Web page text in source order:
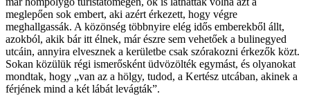
meglepően sok embert, aki azért érkezett, hogy végre
meghallgassák. A közönség többnyire elég idős emberekből állt,
azokból, akik bár itt élnek, már észre sem vehetőek a bulinegyed
utcáin, annyira elvesznek a kerületbe csak szórakozni érkezők közt.
Sokan közülük régi ismerősként üdvözölték egymást, és olyanokat
mondtak, hogy „van az a hölgy, tudod, a Kertész utcában, akinek a
férjének mind a két lábát levágták”.